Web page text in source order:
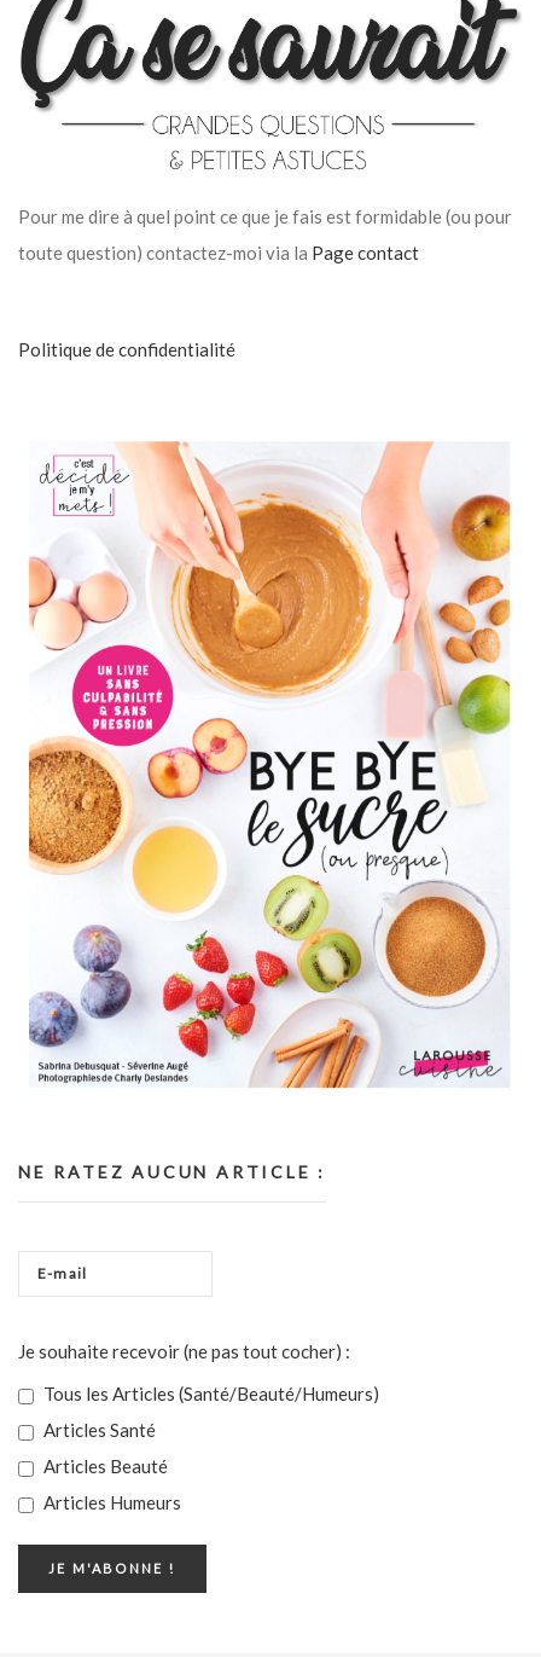
Pour me dire à quel point ce que je fais est formidable (ou pour
toute question) contactez-moi via la Page contact
Politique de confidentialité
NE RATEZ AUCUN ARTICLE :
Je souhaite recevoir (ne pas tout cocher) :
Tous les Articles (Santé/Beauté/Humeurs)
Articles Santé
Articles Beauté
Articles Humeurs